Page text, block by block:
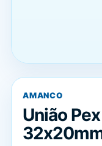
AMANCO
União